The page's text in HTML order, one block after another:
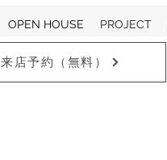
OPEN HOUSE PROJECT
来店予約（無料）